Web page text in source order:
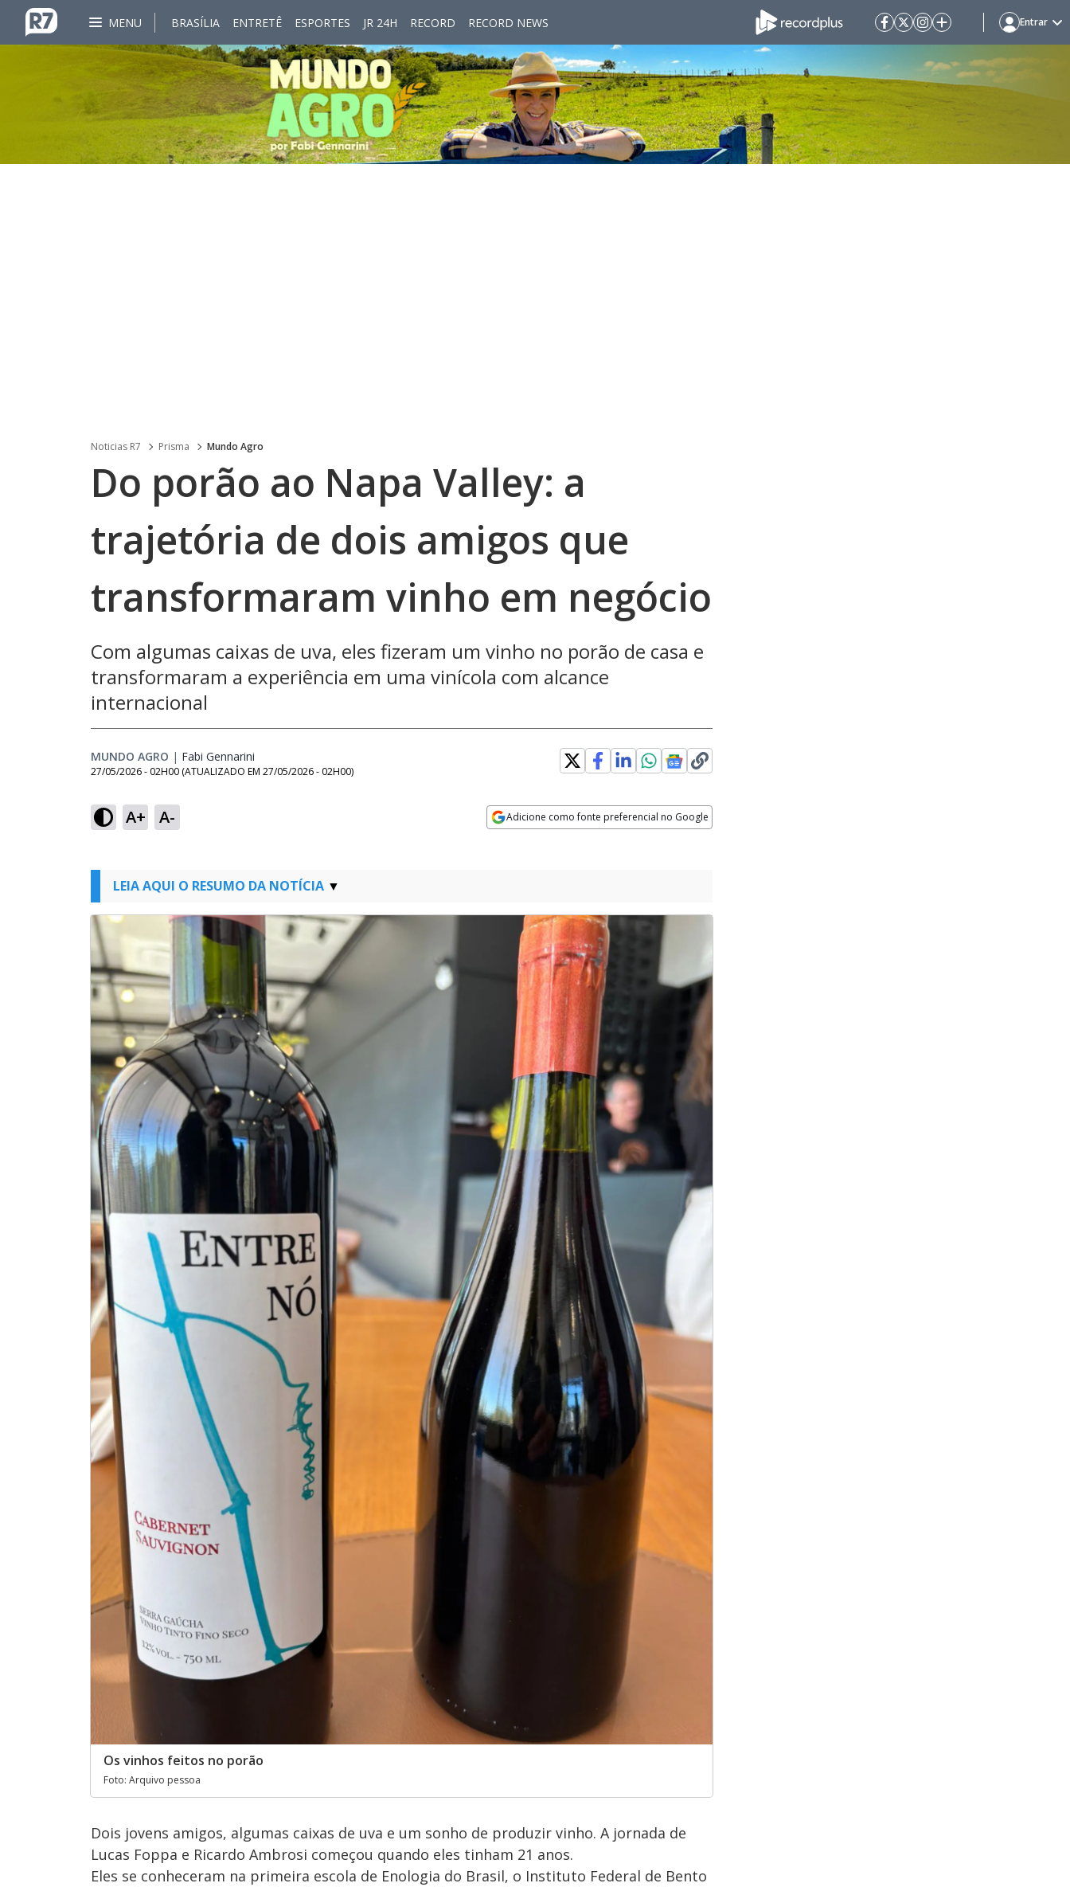
MENU BRASÍLIA ENTRETÊ ESPORTES JR 24H RECORD RECORD NEWS Entrar
Noticias R7 Prisma Mundo Agro
Do porão ao Napa Valley: a
trajetória de dois amigos que
transformaram vinho em negócio
Com algumas caixas de uva, eles fizeram um vinho no porão de casa e
transformaram a experiência em uma vinícola com alcance
internacional
MUNDO AGRO | Fabi Gennarini
27/05/2026 - 02H00 (ATUALIZADO EM 27/05/2026 - 02H00)
A+ A- Adicione como fonte preferencial no Google
LEIA AQUI O RESUMO DA NOTÍCIA
Os vinhos feitos no porão
Foto: Arquivo pessoa
Dois jovens amigos, algumas caixas de uva e um sonho de produzir vinho. A jornada de
Lucas Foppa e Ricardo Ambrosi começou quando eles tinham 21 anos.
Eles se conheceram na primeira escola de Enologia do Brasil, o Instituto Federal de Bento